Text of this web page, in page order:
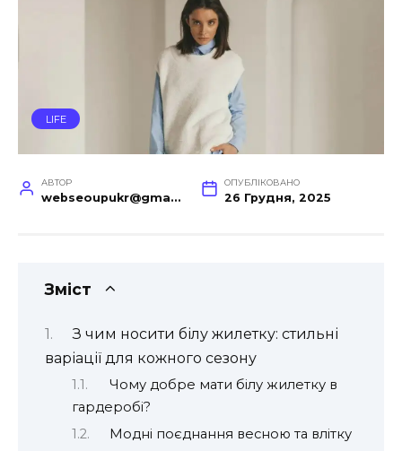
LIFE
АВТОР
webseoupukr@gmail.com
ОПУБЛІКОВАНО
26 Грудня, 2025
Зміст
З чим носити білу жилетку: стильні
варіації для кожного сезону
Чому добре мати білу жилетку в
гардеробі?
Модні поєднання весною та влітку